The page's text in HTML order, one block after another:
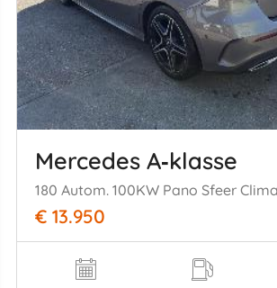
Mercedes A‑klasse
€ 13.950